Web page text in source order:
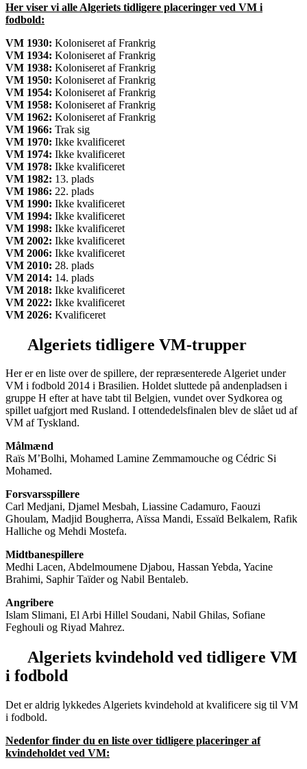
Her viser vi alle Algeriets tidligere placeringer ved VM i
fodbold:
VM 1930: Koloniseret af Frankrig
VM 1934: Koloniseret af Frankrig
VM 1938: Koloniseret af Frankrig
VM 1950: Koloniseret af Frankrig
VM 1954: Koloniseret af Frankrig
VM 1958: Koloniseret af Frankrig
VM 1962: Koloniseret af Frankrig
VM 1966: Trak sig
VM 1970: Ikke kvalificeret
VM 1974: Ikke kvalificeret
VM 1978: Ikke kvalificeret
VM 1982: 13. plads
VM 1986: 22. plads
VM 1990: Ikke kvalificeret
VM 1994: Ikke kvalificeret
VM 1998: Ikke kvalificeret
VM 2002: Ikke kvalificeret
VM 2006: Ikke kvalificeret
VM 2010: 28. plads
VM 2014: 14. plads
VM 2018: Ikke kvalificeret
VM 2022: Ikke kvalificeret
VM 2026: Kvalificeret
Algeriets tidligere VM-trupper
Her er en liste over de spillere, der repræsenterede Algeriet under
VM i fodbold 2014 i Brasilien. Holdet sluttede på andenpladsen i
gruppe H efter at have tabt til Belgien, vundet over Sydkorea og
spillet uafgjort med Rusland. I ottendedelsfinalen blev de slået ud af
VM af Tyskland.
Målmænd
Raïs M’Bolhi, Mohamed Lamine Zemmamouche og Cédric Si
Mohamed.
Forsvarsspillere
Carl Medjani, Djamel Mesbah, Liassine Cadamuro, Faouzi
Ghoulam, Madjid Bougherra, Aïssa Mandi, Essaïd Belkalem, Rafik
Halliche og Mehdi Mostefa.
Midtbanespillere
Medhi Lacen, Abdelmoumene Djabou, Hassan Yebda, Yacine
Brahimi, Saphir Taïder og Nabil Bentaleb.
Angribere
Islam Slimani, El Arbi Hillel Soudani, Nabil Ghilas, Sofiane
Feghouli og Riyad Mahrez.
Algeriets kvindehold ved tidligere VM
i fodbold
Det er aldrig lykkedes Algeriets kvindehold at kvalificere sig til VM
i fodbold.
Nedenfor finder du en liste over tidligere placeringer af
kvindeholdet ved VM: